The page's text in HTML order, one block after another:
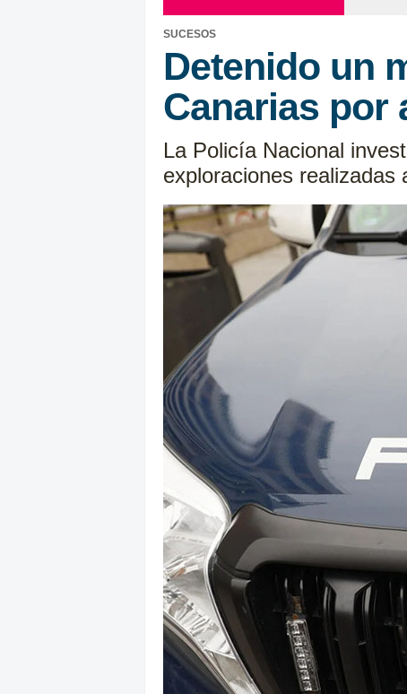
SUCESOS
Detenido un
Canarias por
La Policía Nacional
exploraciones realizadas